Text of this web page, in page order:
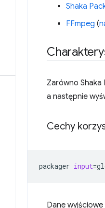
Shaka
FFmpeg (
Zarówno Shaka
a następnie
Cechy
packager input=
Dane